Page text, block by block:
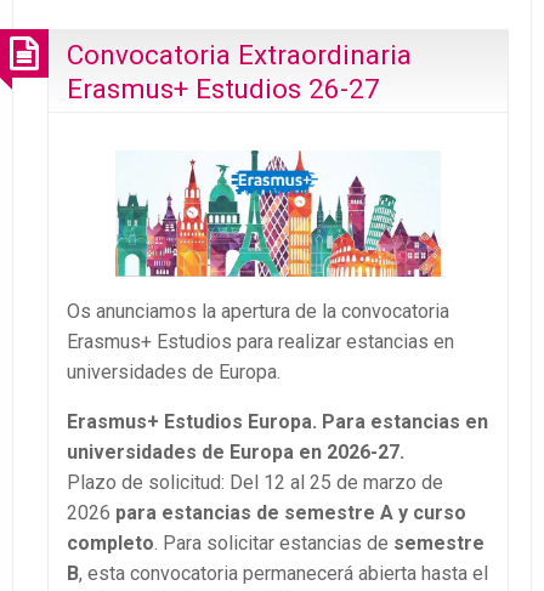
Convocatoria Extraordinaria
Erasmus+ Estudios 26-27
Os anunciamos la apertura de la convocatoria
Erasmus+ Estudios para realizar estancias en
universidades de Europa.
Erasmus+ Estudios Europa. Para estancias en
universidades de Europa en 2026-27.
Plazo de solicitud: Del 12 al 25 de marzo de
2026 para estancias de semestre A y curso
completo. Para solicitar estancias de semestre
B, esta convocatoria permanecerá abierta hasta el